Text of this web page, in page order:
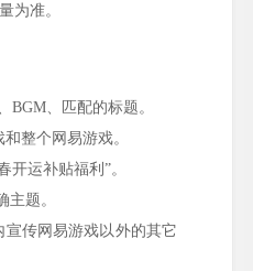
为准。
、匹配的标题。
整个网易游戏。
运补贴福利”。
题。
传网易游戏以外的其它